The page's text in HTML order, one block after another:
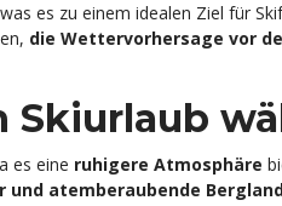
es zu einem idealen Ziel für
die Wettervorhersage vor
Skiurlaub
es eine ruhigere Atmosphäre
atemberaubende